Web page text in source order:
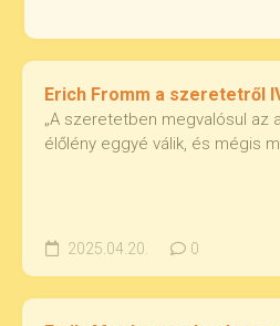
Erich Fromm a szeretetről
„A szeretetben megvalósul az
élőlény eggyé válik, és mégis
2025.04.20. 0